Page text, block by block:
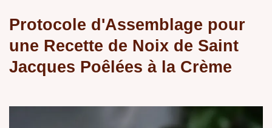
Protocole d'Assemblage pour
une Recette de Noix de Saint
Jacques Poêlées à la Crème